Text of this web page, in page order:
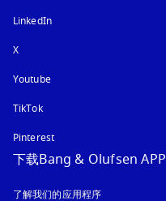
LinkedIn
X
Youtube在新选项卡中打开
TikTok
Pinterest
下载Bang & Olufsen APP
了解我们的应用程序